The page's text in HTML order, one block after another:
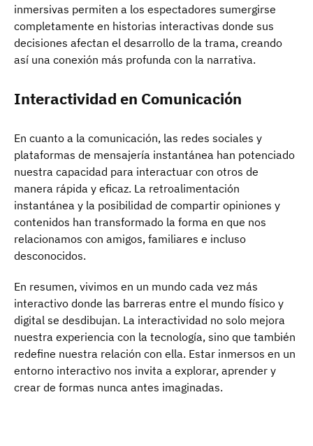
inmersivas permiten a los espectadores sumergirse
completamente en historias interactivas donde sus
decisiones afectan el desarrollo de la trama, creando
así una conexión más profunda con la narrativa.
Interactividad en Comunicación
En cuanto a la comunicación, las redes sociales y
plataformas de mensajería instantánea han potenciado
nuestra capacidad para interactuar con otros de
manera rápida y eficaz. La retroalimentación
instantánea y la posibilidad de compartir opiniones y
contenidos han transformado la forma en que nos
relacionamos con amigos, familiares e incluso
desconocidos.
En resumen, vivimos en un mundo cada vez más
interactivo donde las barreras entre el mundo físico y
digital se desdibujan. La interactividad no solo mejora
nuestra experiencia con la tecnología, sino que también
redefine nuestra relación con ella. Estar inmersos en un
entorno interactivo nos invita a explorar, aprender y
crear de formas nunca antes imaginadas.